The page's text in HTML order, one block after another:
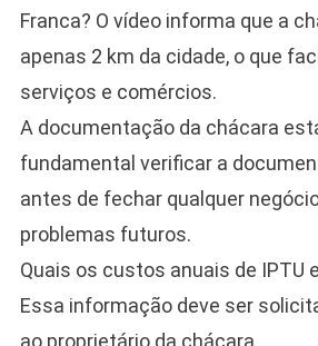
Franca? O vídeo informa que a
apenas 2 km da cidade, o que
serviços e comércios.
A documentação da chácara
fundamental verificar a
antes de fechar qualquer
problemas futuros.
Quais os custos anuais de IPTU
Essa informação deve ser
ao proprietário da chácara.